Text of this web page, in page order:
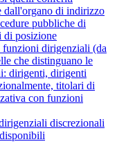
dall'organo di indirizzo
pubbliche di
di posizione
funzioni dirigenziali (da
che distinguano le
dirigenti, dirigenti
titolari di
con funzioni
discrezionali